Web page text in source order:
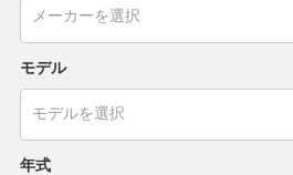
モデル
年式